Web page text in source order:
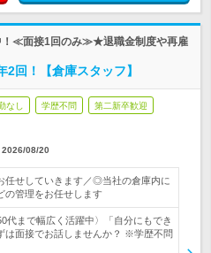
！≪面接1回のみ≫★退職金制度や再雇
回！【倉庫スタッフ】
なし 学歴不問 第二新卒歓迎
2026/08/20
任せしていきます／◎当社の倉庫内に
の管理をお任せします
代まで幅広く活躍中〉「自分にもでき
は面接でお話しませんか？ ※学歴不問